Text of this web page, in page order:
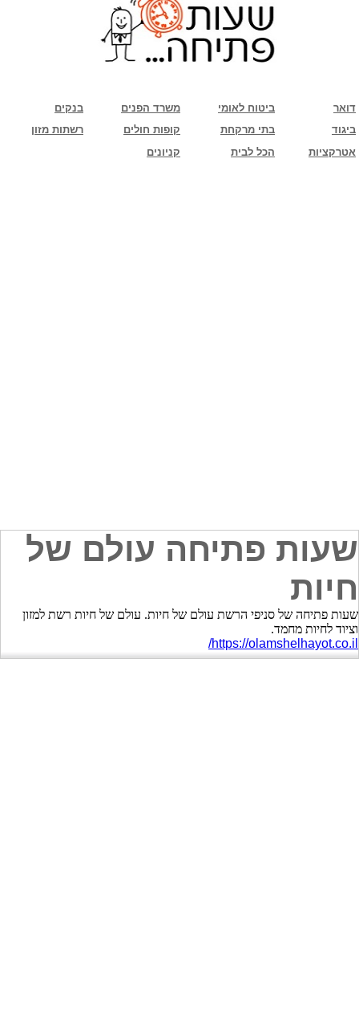
בנקים משרד הפנים ביטוח לאומי
דואר
רשתות מזון
קופות חולים בתי מרקחת
ביגוד
קניונים
הכל לבית אטרקציות
שעות פתיחה עולם של
חיות
שעות פתיחה של סניפי הרשת עולם של חיות. עולם של חיות רשת למזון
וציוד לחיות מחמד.
https://olamshelhayot.co.il/